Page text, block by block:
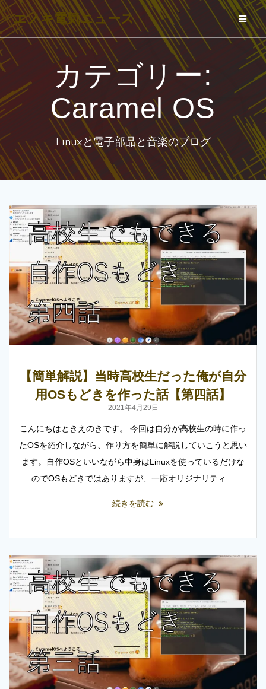
コ
ン
テ
ツ
ス
ッ
プ
エノキ電気ニュース
カテゴリー:
Caramel OS
Linuxと電子部品と音楽のブログ
【簡単解説】当時高校生だった俺が自分
用OSもどきを作った話【第四話】
2021年4月29日
こんにちはときえのきです。 今回は自分が高校生の時に作っ
たOSを紹介しながら、作り方を簡単に解説していこうと思い
ます。自作OSといいながら中身はLinuxを使っているだけな
のでOSもどきではありますが、一応オリジナリティ…
続きを読む